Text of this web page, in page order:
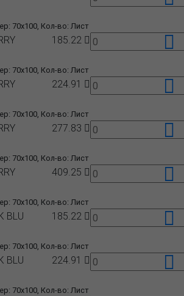
70x100, Кол-во: Лист
70x100, Кол-во: Лист
185.22
70x100, Кол-во: Лист
224.91
70x100, Кол-во: Лист
277.83
70x100, Кол-во: Лист
409.25
70x100, Кол-во: Лист
BLU 185.22
70x100, Кол-во: Лист
BLU 224.91